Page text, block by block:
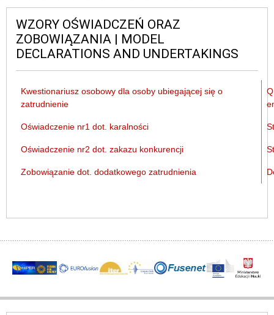
WZORY OŚWIADCZEŃ ORAZ
ZOBOWIĄZANIA | MODEL
DECLARATIONS AND UNDERTAKINGS
Kwestionariusz osobowy dla osoby ubiegającej się o
zatrudnienie
Oświadczenie nr1 dot. karalności
Oświadczenie nr2 dot. zakazu konkurencji
Zobowiązanie dot. dodatkowego zatrudnienia